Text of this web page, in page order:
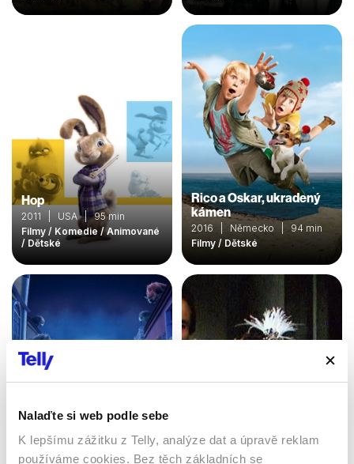
Nalaďte si web podle sebe
K lepšímu zážitku z Telly, analýze dat a úpravě reklam
používáme cookies. Bez těch základních se
Hop
2011 | USA | 95 min
Filmy / Komedie / Animované
/ Dětské
Rico a Oskar, ukradený
kámen
2016 | Německo | 94 min
Filmy / Dětské
100% vlk
2020 | Austrálie, Belgie |
Letní pohádka
1984 | Československo |